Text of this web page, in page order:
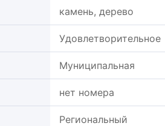
камень, дерево
Удовлетворительное
Муниципальная
нет номера
Региональный